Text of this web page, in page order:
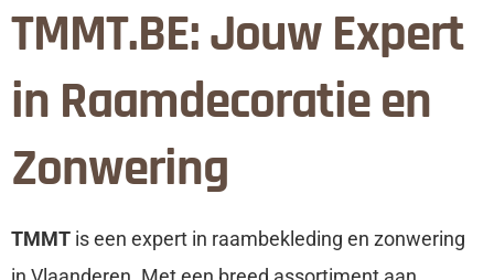
TMMT.BE: Jouw Expert
in Raamdecoratie en
Zonwering
TMMT is een expert in raambekleding en zonwering